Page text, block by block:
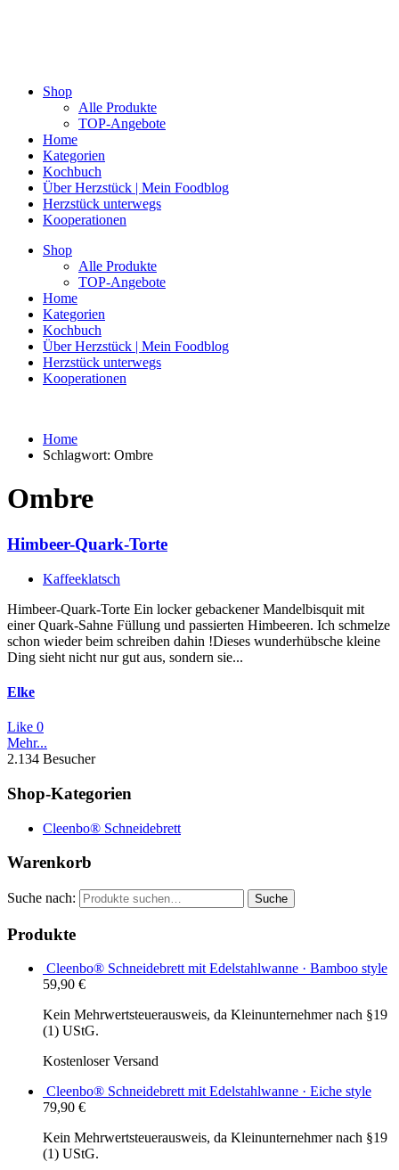
Shop
Alle Produkte
TOP-Angebote
Home
Kategorien
Kochbuch
Über Herzstück | Mein Foodblog
Herzstück unterwegs
Kooperationen
Shop
Alle Produkte
TOP-Angebote
Home
Kategorien
Kochbuch
Über Herzstück | Mein Foodblog
Herzstück unterwegs
Kooperationen
Home
Schlagwort: Ombre
Ombre
Himbeer-Quark-Torte
Kaffeeklatsch
Himbeer-Quark-Torte Ein locker gebackener Mandelbisquit mit
einer Quark-Sahne Füllung und passierten Himbeeren. Ich schmelze
schon wieder beim schreiben dahin !Dieses wunderhübsche kleine
Ding sieht nicht nur gut aus, sondern sie...
Elke
Like 0
Mehr...
2.134 Besucher
Shop-Kategorien
Cleenbo® Schneidebrett
Warenkorb
Suche nach: Suche
Produkte
Cleenbo® Schneidebrett mit Edelstahlwanne · Bamboo style
59,90 €
Kein Mehrwertsteuerausweis, da Kleinunternehmer nach §19
(1) UStG.
Kostenloser Versand
Cleenbo® Schneidebrett mit Edelstahlwanne · Eiche style
79,90 €
Kein Mehrwertsteuerausweis, da Kleinunternehmer nach §19
(1) UStG.